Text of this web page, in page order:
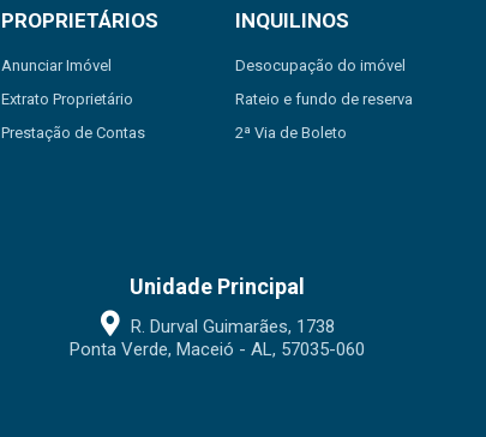
PROPRIETÁRIOS
Anunciar Imóvel
Extrato Proprietário
Prestação de Contas
INQUILINOS
Desocupação do imóvel
Rateio e fundo de reserva
2ª Via de Boleto
Unidade Principal
R. Durval Guimarães, 1738
Ponta Verde, Maceió - AL, 57035-060